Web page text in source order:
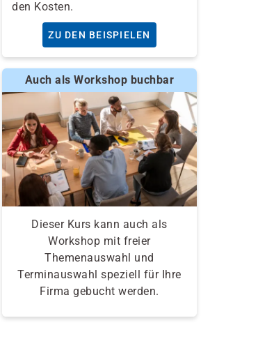
den Kosten.
ZU DEN BEISPIELEN
Auch als Workshop buchbar
Dieser Kurs kann auch als
Workshop mit freier
Themenauswahl und
Terminauswahl speziell für Ihre
Firma gebucht werden.